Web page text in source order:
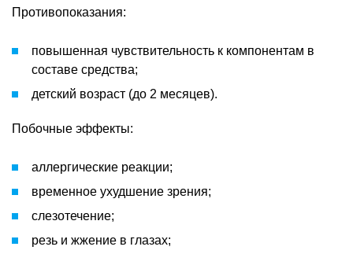
Противопоказания:
повышенная чувствительность к компонентам в
составе средства;
детский возраст (до 2 месяцев).
Побочные эффекты:
аллергические реакции;
временное ухудшение зрения;
слезотечение;
резь и жжение в глазах;